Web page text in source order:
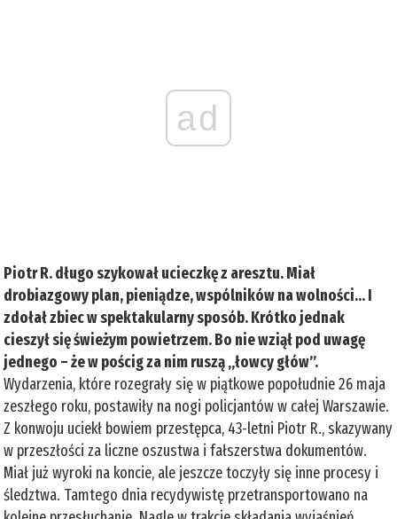
ad
Piotr R. długo szykował ucieczkę z aresztu. Miał
drobiazgowy plan, pieniądze, wspólników na wolności... I
zdołał zbiec w spektakularny sposób. Krótko jednak
cieszył się świeżym powietrzem. Bo nie wziął pod uwagę
jednego – że w pościg za nim ruszą „łowcy głów”.
Wydarzenia, które rozegrały się w piątkowe popołudnie 26 maja
zeszłego roku, postawiły na nogi policjantów w całej Warszawie.
Z konwoju uciekł bowiem przestępca, 43-letni Piotr R., skazywany
w przeszłości za liczne oszustwa i fałszerstwa dokumentów.
Miał już wyroki na koncie, ale jeszcze toczyły się inne procesy i
śledztwa. Tamtego dnia recydywistę przetransportowano na